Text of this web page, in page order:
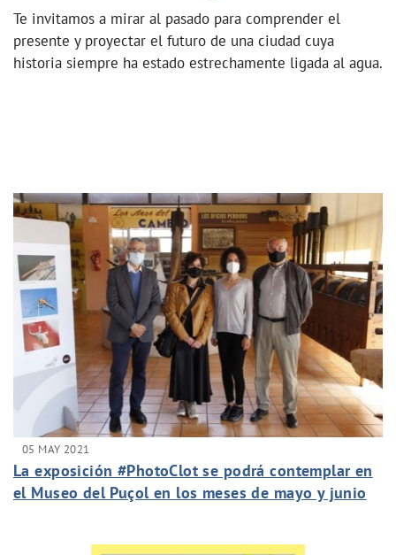
Te invitamos a mirar al pasado para comprender el
presente y proyectar el futuro de una ciudad cuya
historia siempre ha estado estrechamente ligada al agua.
05 MAY 2021
La exposición #PhotoClot se podrá contemplar en
el Museo del Puçol en los meses de mayo y junio